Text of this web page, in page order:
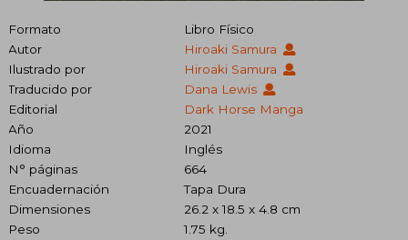
Formato
Libro Físico
Autor
Hiroaki Samura
Ilustrado por
Hiroaki Samura
Traducido por
Dana Lewis
Editorial
Dark Horse Manga
Año
2021
Idioma
Inglés
N° páginas
664
Encuadernación
Tapa Dura
Dimensiones
26.2 x 18.5 x 4.8 cm
Peso
1.75 kg.